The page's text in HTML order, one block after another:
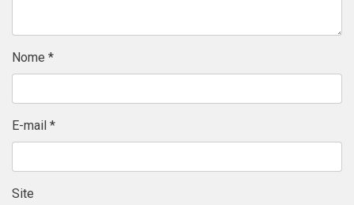
Nome *
E-mail *
Site